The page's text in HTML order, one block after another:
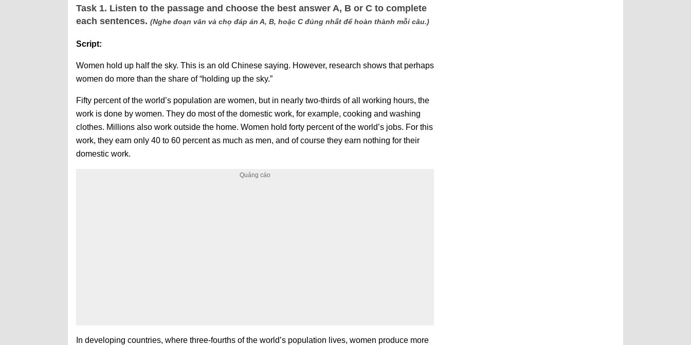
Task 1. Listen to the passage and choose the best answer A, B or C to complete
each sentences. (Nghe đoạn văn và chọ đáp án A, B, hoặc C đúng nhất để hoàn thành mỗi câu.)
Script:
Women hold up half the sky. This is an old Chinese saying. However, research shows that perhaps
women do more than the share of “holding up the sky.”
Fifty percent of the world’s population are women, but in nearly two-thirds of all working hours, the
work is done by women. They do most of the domestic work, for example, cooking and washing
clothes. Millions also work outside the home. Women hold forty percent of the world’s jobs. For this
work, they earn only 40 to 60 percent as much as men, and of course they earn nothing for their
domestic work.
In developing countries, where three-fourths of the world’s population lives, women produce more